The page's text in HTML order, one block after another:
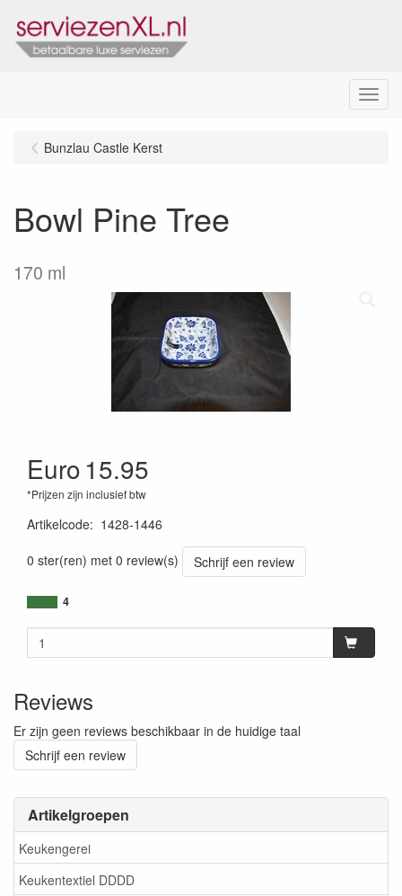
Menu
Artikelgroepen
Keukengerei
Keukentextiel DDDD
Bunzlau Castle Kerst
Bowl Pine Tree
170 ml
Euro15.95
*Prijzen zijn inclusief btw
Artikelcode: 1428-1446
0 ster(ren) met 0 review(s)
Schrijf een review
4
Reviews
Er zijn geen reviews beschikbaar in de huidige taal
Schrijf een review